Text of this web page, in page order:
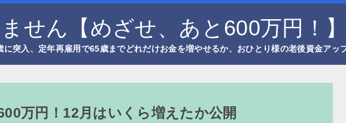
せん【めざせ、あと600万円！】
突入、定年再雇用で65歳までどれだけお金を増やせるか、おひとり様の老後資金アッ
万円！12月はいくら増えたか公開